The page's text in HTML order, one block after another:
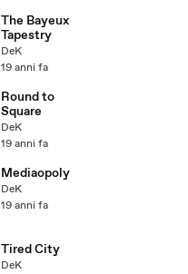
The Bayeux
Tapestry
DeK
19 anni fa
Round to
Square
DeK
19 anni fa
Mediaopoly
DeK
19 anni fa
Tired City
DeK